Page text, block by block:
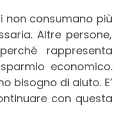
non consumano più
Altre persone,
rappresenta
economico.
bisogno di aiuto. E’
con questa